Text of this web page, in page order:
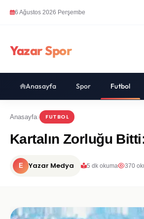
6 Ağustos 2026 Perşembe
Yazar Spor
Anasayfa Spor Futbol
Anasayfa FUTBOL
Kartalın Zorluğu
E Yazar Medya 5 dk okuma 370